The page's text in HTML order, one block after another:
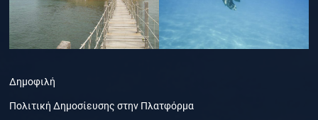
Δημοφιλή
Πολιτική Δημοσίευσης στην Πλατφόρμα